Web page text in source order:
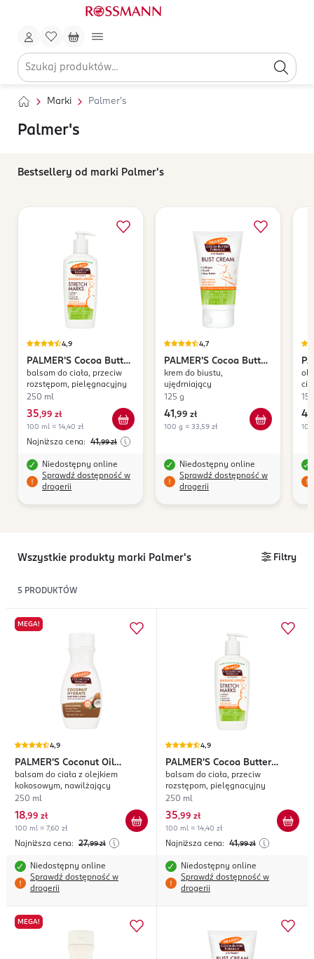
Marki Palmer's
Palmer's
Bestsellery od marki Palmer's
4,9
PALMER'S Cocoa Butter
Formula
balsam do ciała, przeciw
rozstępom, pielęgnacyjny
250 ml
35,99 zł
100 ml = 14,40 zł
Najniższa cena: 41,99 zł
Niedostępny online
Sprawdź dostępność w
drogerii
4,7
PALMER'S Cocoa Butter
Formula
krem do biustu,
ujędrniający
125 g
41 ,99 zł
100 g = 33,59 zł
Niedostępny online
Sprawdź dostępność w
drogerii
41
Wszystkie produkty marki Palmer's Filtry
5 PRODUKTÓW
MEGA!
4,9
PALMER'S Coconut Oil
Formula
balsam do ciała z olejkiem
kokosowym, nawilżający
250 ml
18,99 zł
100 ml = 7,60 zł
Najniższa cena: 27,99 zł
Niedostępny online
Sprawdź dostępność w
drogerii
4,9
PALMER'S Cocoa Butter
Formula
balsam do ciała, przeciw
rozstępom, pielęgnacyjny
250 ml
35,99 zł
100 ml = 14,40 zł
Najniższa cena: 41,99 zł
Niedostępny online
Sprawdź dostępność w
drogerii
MEGA!